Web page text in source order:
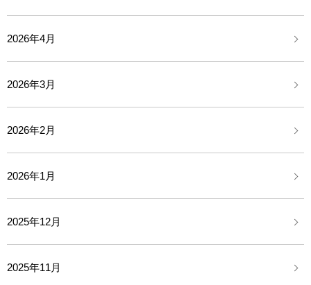
2026年4月
2026年3月
2026年2月
2026年1月
2025年12月
2025年11月